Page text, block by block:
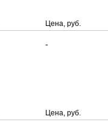
Цена, руб.
-
Цена, руб.